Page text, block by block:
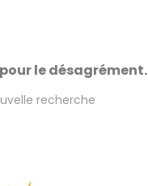
le désagrément.
recherche